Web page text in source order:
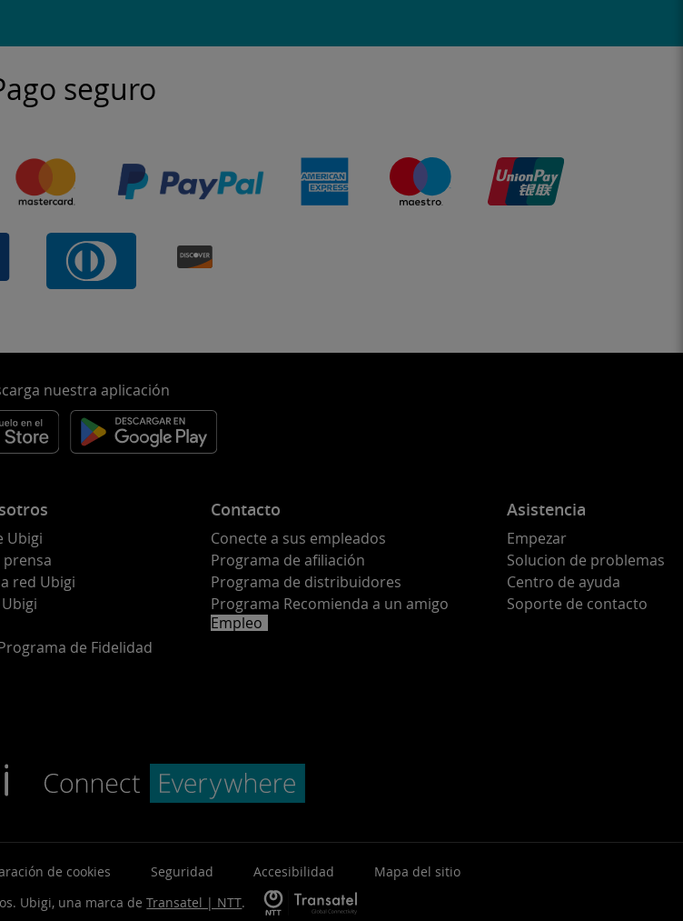
seguro
nuestra aplicación
Ubigi
prensa
red Ubigi
de Fidelidad
Contacto
Conecte a sus empleados
Programa de afiliación
Programa de distribuidores
Programa Recomienda a un amigo
Empleo
Asistencia
Empezar
Solucion de problemas
Centro de ayuda
Soporte de contacto
de cookies Seguridad Accesibilidad
Mapa del sitio
Ubigi, una marca deTransatel | NTT.